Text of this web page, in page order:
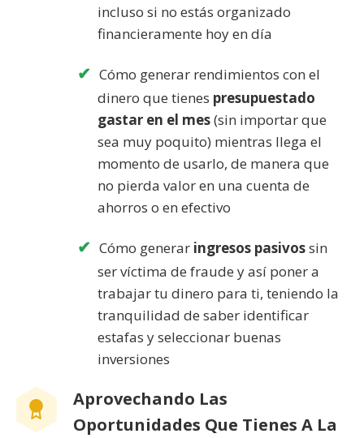
incluso si no estás organizado
financieramente hoy en día
Cómo generar rendimientos con el
dinero que tienes presupuestado
gastar en el mes(sin importar que
sea muy poquito) mientras llega el
momento de usarlo, de manera que
no pierda valor en una cuenta de
ahorros o en efectivo
Cómo generar ingresos pasivossin
ser víctima de fraude y así poner a
trabajar tu dinero para ti, teniendo la
tranquilidad de saber identificar
estafas y seleccionar buenas
inversiones
Aprovechando Las
Oportunidades Que Tienes A La